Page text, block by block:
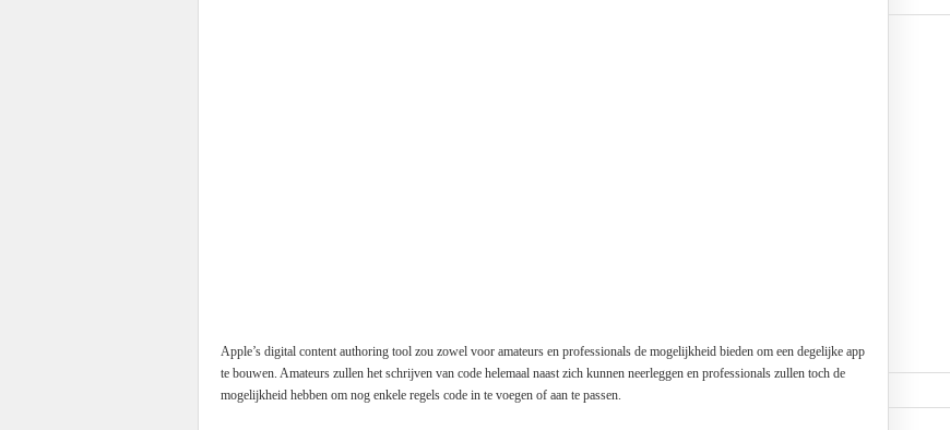
Apple’s digital content authoring tool zou zowel voor amateurs en professionals de mogelijkheid bieden om een degelijke app
te bouwen. Amateurs zullen het schrijven van code helemaal naast zich kunnen neerleggen en professionals zullen toch de
mogelijkheid hebben om nog enkele regels code in te voegen of aan te passen.